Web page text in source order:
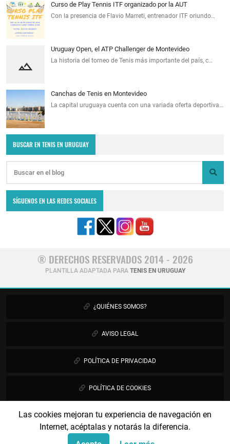
Las cookies mejoran tu experiencia de navegación en
Internet, acéptalas y notarás la diferencia.
Curso de Play Tennis ITF organizado por la AUT
Con la presencia de Flavio Marreti, entrenador ITF oriundo…
Uruguay Open, el ATP Challenger de Montevideo
La historia del torneo de Tenis más importante del país, c…
Canchas de Tenis en Montevideo
La capital uruguaya cuenta con una variada oferta deportiva…
BUSCAR EN TENIS EN URUGUAY
SÍGUENOS EN LAS REDES SOCIALES
® DERECHOS RESERVADOS 2014 - 2026
PLANTILLA ADAPTADA PARA TENIS EN URUGUAY
¿QUIÉNES SOMOS?
AVISO LEGAL
POLÍTICA DE PRIVACIDAD
POLÍTICA DE COOKIES
PUBLICIDAD
CONTÁCTANOS